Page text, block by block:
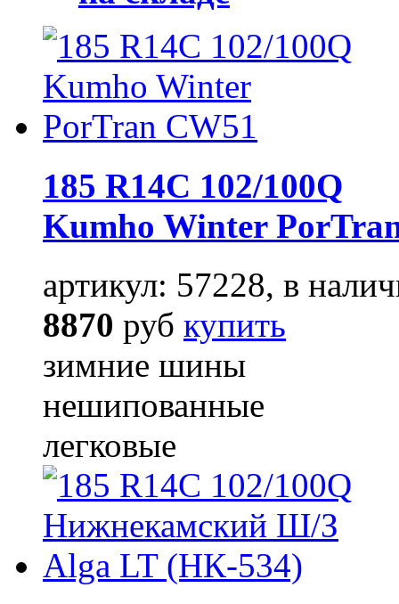
185 R14C 102/100Q
Kumho Winter
артикул: 57228, в
8870 руб купить
зимние шины
нешипованные
легковые